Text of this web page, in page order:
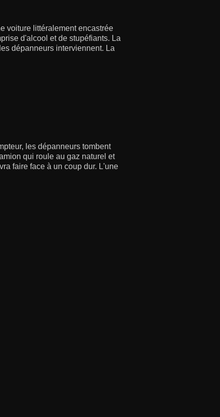
voiture littéralement encastrée
d'alcool et de stupéfiants. La
dépanneurs interviennent. La
les dépanneurs tombent
qui roule au gaz naturel et
faire face à un coup dur. L'une